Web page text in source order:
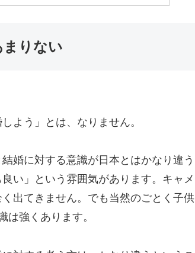
りない
よう」とは、なりません。
婚に対する意識が日本とはかなり違
い」という雰囲気があります。キャメ
出てきません。でも当然のごとく子
は強くあります。